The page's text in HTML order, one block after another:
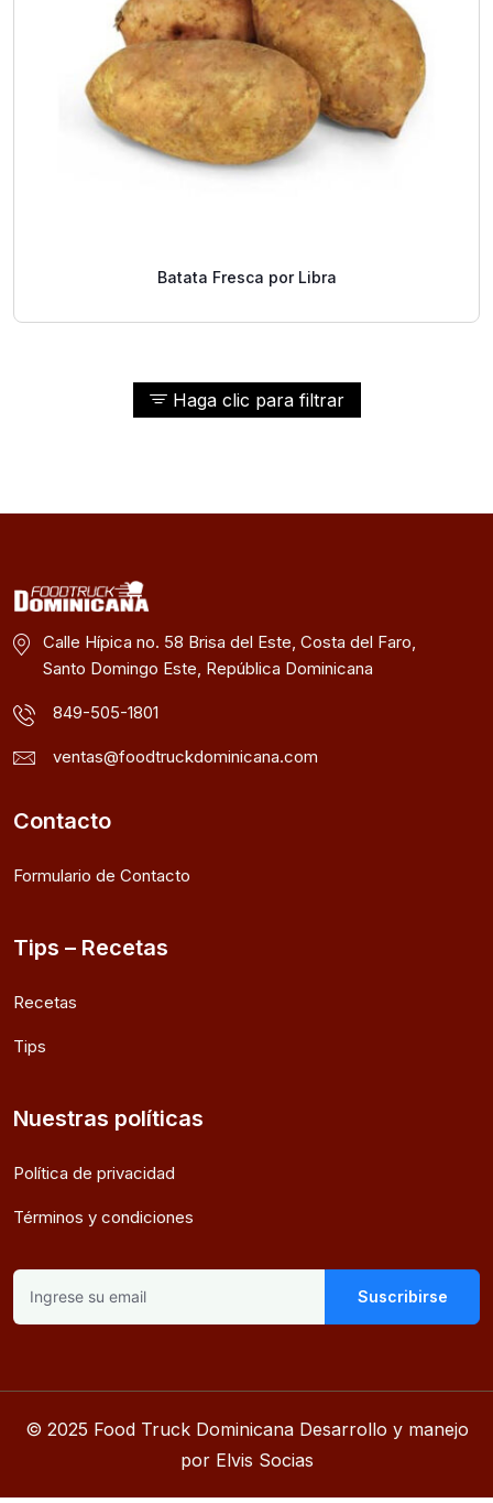
Haga clic para filtrar
Batata Fresca por Libra
Calle Hípica no. 58 Brisa del Este, Costa del Faro,
Santo Domingo Este, República Dominicana
849-505-1801
ventas@foodtruckdominicana.com
Contacto
Formulario de Contacto
Tips – Recetas
Recetas
Tips
Nuestras políticas
Política de privacidad
Términos y condiciones
Suscribirse
© 2025 Food Truck Dominicana Desarrollo y manejo
por Elvis Socias